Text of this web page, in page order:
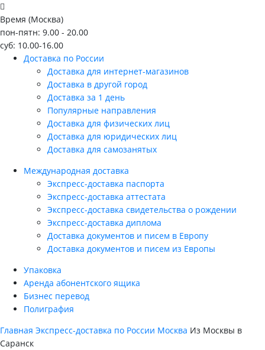
Время (Москва)
пон-пятн: 9.00 - 20.00
суб: 10.00-16.00
Доставка по России
Доставка для интернет-магазинов
Доставка в другой город
Доставка за 1 день
Популярные направления
Доставка для физических лиц
Доставка для юридических лиц
Доставка для самозанятых
Международная доставка
Экспресс-доставка паспорта
Экспресс-доставка аттестата
Экспресс-доставка свидетельства о рождении
Экспресс-доставка диплома
Доставка документов и писем в Европу
Доставка документов и писем из Европы
Упаковка
Аренда абонентского ящика
Бизнес перевод
Полиграфия
Главная Экспресс-доставка по России Москва Из Москвы в
Саранск